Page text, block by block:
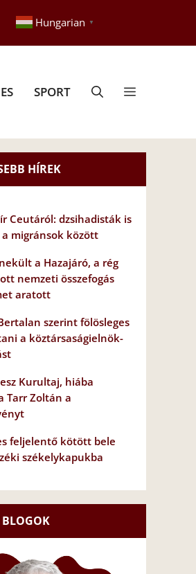
Hungarian ▼
SPORT
HÍREK
Ceutáról: dzsihadisták is
migránsok között
a Hazajáró, a rég
nemzeti összefogás
aratott
szerint fölösleges
a köztársaságielnök-
Kurultaj, hiába
Tarr Zoltán a
feljelentő kötött bele
székelykapukba
BLOGOK